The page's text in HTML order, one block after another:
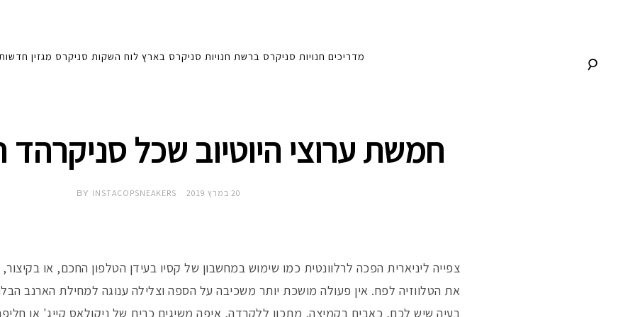
מדריכים חנויות סניקרס ברשת חנויות סניקרס בארץ לוח השקות סניקרס מגזין
חמשת ערוצי היוטיוב שכל סניקרהד
20 במרץ 2019 INSTACOPSNEAKERS
צפייה ליניארית הפכה לרלוונטית כמו שימוש במחשבון של קסיו בעידן הטלפון החכם, או
את הטלווזיה לפח. אין פעולה מושכת יותר משכיבה על הספה וצלילה ענוגה למחילת הארנב
בעיה שיש לכם, כאבים בקמיצה, מתכון ללקרדה, איפה משיגים כרית של ניקולאס קייג' או